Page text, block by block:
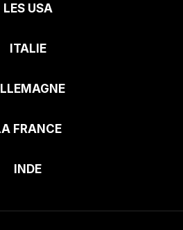
LES USA
ITALIE
FRANCE
INDE